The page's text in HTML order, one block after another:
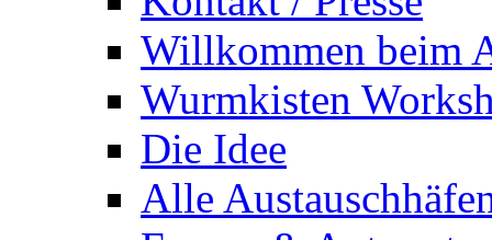
Willkommen beim
Wurmkisten
Die Idee
Alle